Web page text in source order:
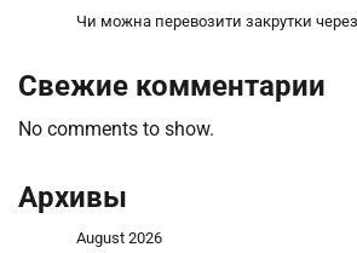
Чи можна перевозити закрутки
Свежие комментарии
No comments to show.
Архивы
August 2026